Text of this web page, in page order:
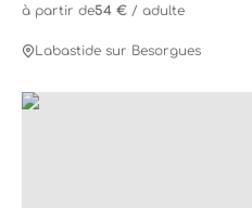
à partir de54 € / adulte
Labastide sur Besorgues
Aerocanyon Ad’ avec la